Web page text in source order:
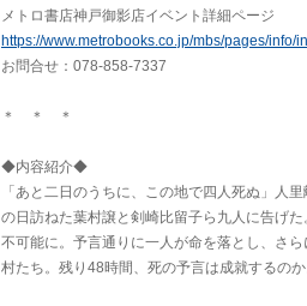
メトロ書店神戸御影店イベント詳細ページ
https://www.metrobooks.co.jp/mbs/pages/info/
お問合せ：078-858-7337
＊ ＊ ＊
◆内容紹介◆
「あと二日のうちに、この地で四人死ぬ」人
の日訪ねた葉村譲と剣崎比留子ら九人に告げ
不可能に。予言通りに一人が命を落とし、さ
村たち。残り48時間、死の予言は成就するの